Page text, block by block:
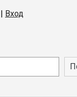
| Вход